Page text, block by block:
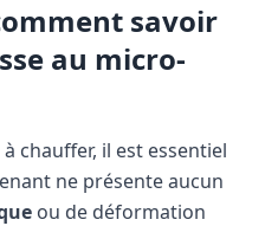
savoir
au micro-
chauffer, il est essentiel
ne présente aucun
ou de déformation